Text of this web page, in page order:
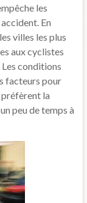
les
En
villes les plus
aux cyclistes
conditions
facteurs pour
préfèrent la
peu de temps à